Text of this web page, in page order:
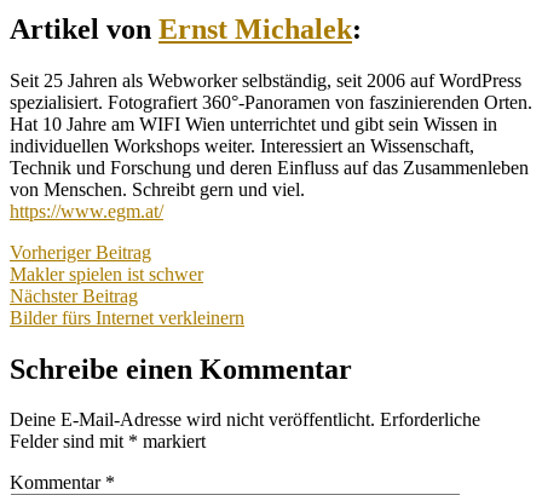
Artikel von Ernst Michalek:
Seit 25 Jahren als Webworker selbständig, seit 2006 auf WordPress
spezialisiert. Fotografiert 360°-Panoramen von faszinierenden Orten.
Hat 10 Jahre am WIFI Wien unterrichtet und gibt sein Wissen in
individuellen Workshops weiter. Interessiert an Wissenschaft,
Technik und Forschung und deren Einfluss auf das Zusammenleben
von Menschen. Schreibt gern und viel.
https://www.egm.at/
Beitragsnavigation
Vorheriger BeitragVorheriger
Beitrag:
Makler spielen ist schwer
Nächster BeitragNächster
Beitrag:
Bilder fürs Internet verkleinern
Schreibe einen Kommentar
Deine E-Mail-Adresse wird nicht veröffentlicht. Erforderliche
Felder sind mit * markiert
Kommentar *